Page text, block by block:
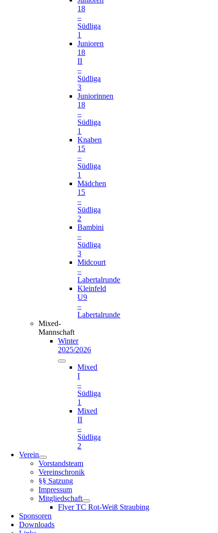
18
–
Südliga
1
Junioren
18
II
–
Südliga
3
Juniorinnen
18
–
Südliga
1
Knaben
15
–
Südliga
1
Mädchen
15
–
Südliga
2
Bambini
–
Südliga
3
Midcourt
–
Labertalrunde
Kleinfeld
U9
–
Labertalrunde
Mixed-
Mannschaft
Winter
2025/2026
Mixed
I
–
Südliga
1
Mixed
II
–
Südliga
2
Verein
Vorstandsteam
Vereinschronik
§§ Satzung
Impressum
Mitgliedschaft
Flyer TC Rot-Weiß Straubing
Sponsoren
Downloads